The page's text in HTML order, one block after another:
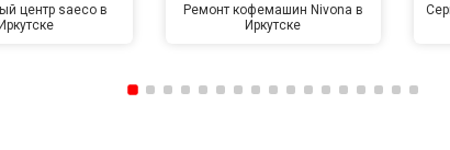
центр saeco в
Ремонт кофемашин Nivona в
Иркутске